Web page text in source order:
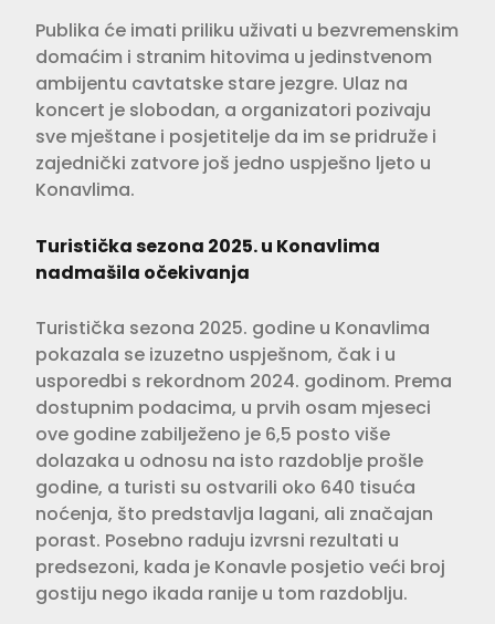
Publika će imati priliku uživati u bezvremenskim
domaćim i stranim hitovima u jedinstvenom
ambijentu cavtatske stare jezgre. Ulaz na
koncert je slobodan, a organizatori pozivaju
sve mještane i posjetitelje da im se pridruže i
zajednički zatvore još jedno uspješno ljeto u
Konavlima.
Turistička sezona 2025. u Konavlima
nadmašila očekivanja
Turistička sezona 2025. godine u Konavlima
pokazala se izuzetno uspješnom, čak i u
usporedbi s rekordnom 2024. godinom. Prema
dostupnim podacima, u prvih osam mjeseci
ove godine zabilježeno je 6,5 posto više
dolazaka u odnosu na isto razdoblje prošle
godine, a turisti su ostvarili oko 640 tisuća
noćenja, što predstavlja lagani, ali značajan
porast. Posebno raduju izvrsni rezultati u
predsezoni, kada je Konavle posjetio veći broj
gostiju nego ikada ranije u tom razdoblju.